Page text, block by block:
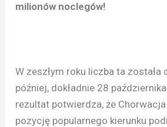
milionów noclegów!
W zeszłym roku liczba ta
później, dokładnie 28
rezultat potwierdza, że
pozycję popularnego kierunku